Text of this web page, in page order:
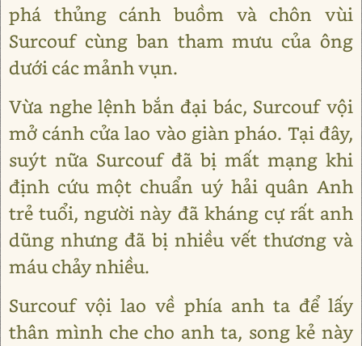
phá thủng cánh buồm và chôn vùi
Surcouf cùng ban tham mưu của ông
dưới các mảnh vụn.
Vừa nghe lệnh bắn đại bác, Surcouf vội
mở cánh cửa lao vào giàn pháo. Tại đây,
suýt nữa Surcouf đã bị mất mạng khi
định cứu một chuẩn uý hải quân Anh
trẻ tuổi, người này đã kháng cự rất anh
dũng nhưng đã bị nhiều vết thương và
máu chảy nhiều.
Surcouf vội lao về phía anh ta để lấy
thân mình che cho anh ta, song kẻ này